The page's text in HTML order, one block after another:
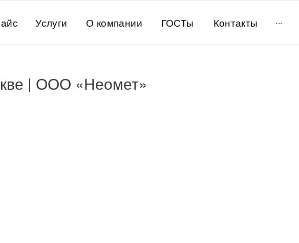
Услуги О компании ГОСТы Контакты ...
| ООО «Неомет»